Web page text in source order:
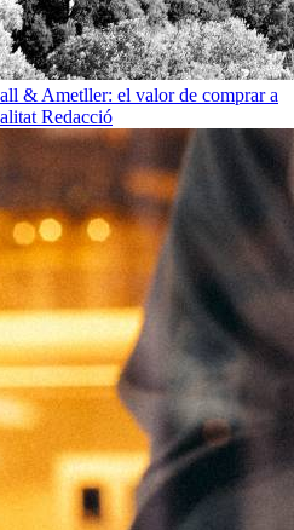
& Ametller: el valor de comprar a
Redacció